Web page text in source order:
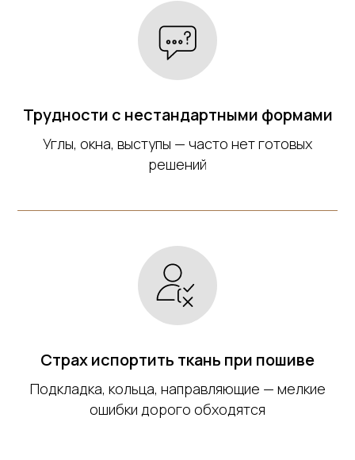
Трудности с нестандартными формами
Углы, окна, выступы — часто нет готовых
решений
Страх испортить ткань при пошиве
Подкладка, кольца, направляющие — мелкие
ошибки дорого обходятся